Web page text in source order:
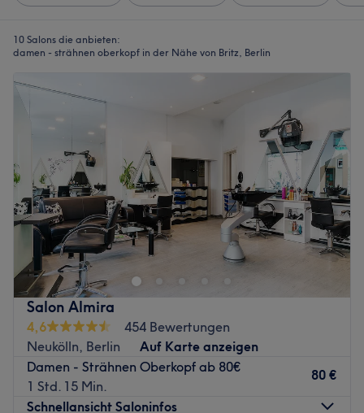
10 Salons die anbieten:
damen - strähnen oberkopf in der Nähe von Britz, Berlin
Salon Almira
4,6
454 Bewertungen
Neukölln, Berlin
Auf Karte anzeigen
Damen - Strähnen Oberkopf ab 80€
1 Std. 15 Min.
80 €
Schnellansicht Saloninfos